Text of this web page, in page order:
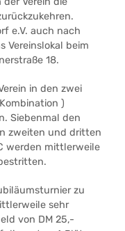
e.V. auch nach
Vereinslokal beim
18.
in den zwei
)
Siebenmal den
zweiten und dritten
werden mittlerweile
zu
sehr
von DM 25,-